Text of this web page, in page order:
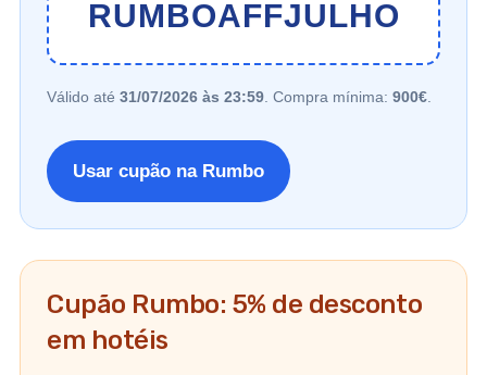
RUMBOAFFJULHO
Válido até 31/07/2026 às 23:59 . Compra mínima: 900€
Usar cupão na Rumbo
Cupão Rumbo: 5% de desconto
em hotéis